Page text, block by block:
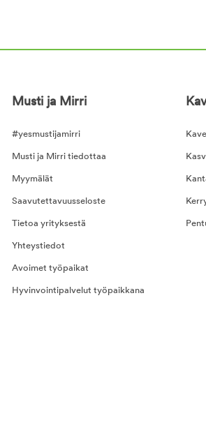
Musti ja Mirri
#yesmustijamirri
Musti ja Mirri tiedottaa
Myymälät
Saavutettavuusseloste
Tietoa yrityksestä
Yhteystiedot
Avoimet työpaikat
Hyvinvointipalvelut työpaikkana